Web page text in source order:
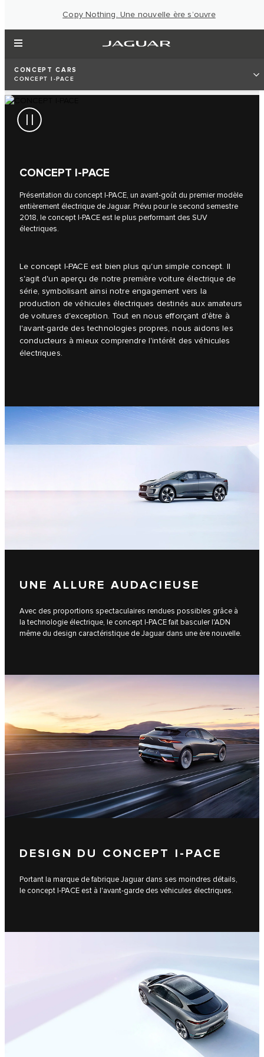
Copy Nothing. Une nouvelle ère s’ouvre
CONCEPT CARS
CONCEPT I‑PACE
CONCEPT I‑PACE
Présentation du concept I‑PACE, un avant-goût du premier modèle
entièrement électrique de Jaguar. Prévu pour le second semestre
2018, le concept I‑PACE est le plus performant des SUV
électriques.
Le concept I‑PACE est bien plus qu'un simple concept. Il
s'agit d'un aperçu de notre première voiture électrique de
série, symbolisant ainsi notre engagement vers la
production de véhicules électriques destinés aux amateurs
de voitures d'exception. Tout en nous efforçant d'être à
l'avant-garde des technologies propres, nous aidons les
conducteurs à mieux comprendre l'intérêt des véhicules
électriques.
UNE ALLURE AUDACIEUSE
Avec des proportions spectaculaires rendues possibles grâce à
la technologie électrique, le concept I‑PACE fait basculer l'ADN
même du design caractéristique de Jaguar dans une ère nouvelle.
DESIGN DU CONCEPT I‑PACE
Portant la marque de fabrique Jaguar dans ses moindres détails,
le concept I‑PACE est à l'avant-garde des véhicules électriques.